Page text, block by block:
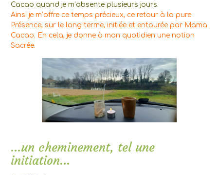
Cacao quand je m’absente plusieurs jours.
Ainsi je m’offre ce temps précieux, ce retour à la pure
Présence, sur le long terme, initiée et entourée par Mama
Cacao. En cela, je donne à mon quotidien une notion
Sacrée.
…un cheminement, tel une
initiation…